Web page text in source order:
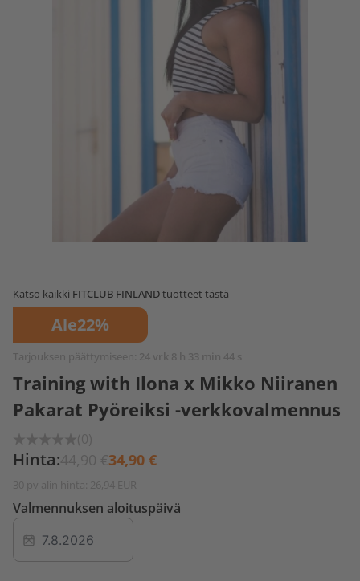
Katso kaikki FITCLUB FINLANDtuotteet tästä
Ale22%
Tarjouksen päättymiseen: 24 vrk 8 h 33 min 44 s
Training with Ilona x Mikko Niiranen
Pakarat Pyöreiksi -verkkovalmennus
(0)
Hinta:44,90 €34,90 €
30 pv alin hinta: 26,94 EUR
Valmennuksen aloituspäivä